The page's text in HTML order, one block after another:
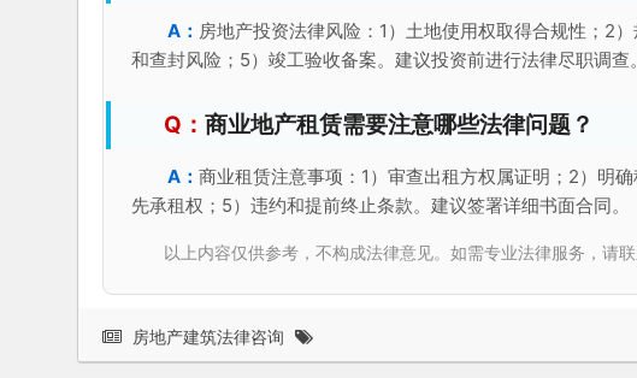
房地产投资法律风险：1）土地使用权取得合规性；2
和查封风险；5）竣工验收备案。建议投资前进行法律尽职调查。
商业地产租赁需要注意哪些法律问题？
商业租赁注意事项：1）审查出租方权属证明；2）明
先承租权；5）违约和提前终止条款。建议签署详细书面合同。
以上内容仅供参考，不构成法律意见。如需专业法律服务，请
房地产建筑法律咨询